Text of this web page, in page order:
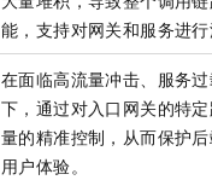
能，支持对网关和服务进
在面临高流量冲击、服务
下，通过对入口网关的特
量的精准控制，从而保护
用户体验。